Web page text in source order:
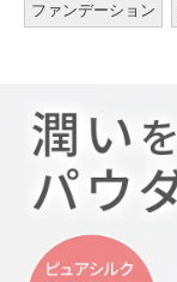
ファンデーション